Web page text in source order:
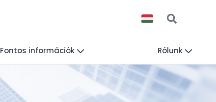
Fontos információk Rólunk